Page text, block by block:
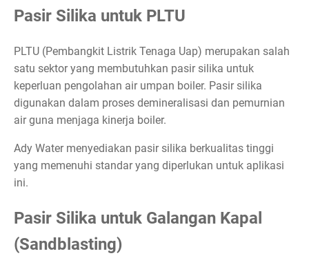
Pasir Silika untuk PLTU
PLTU (Pembangkit Listrik Tenaga Uap) merupakan salah
satu sektor yang membutuhkan pasir silika untuk
keperluan pengolahan air umpan boiler. Pasir silika
digunakan dalam proses demineralisasi dan pemurnian
air guna menjaga kinerja boiler.
Ady Water menyediakan pasir silika berkualitas tinggi
yang memenuhi standar yang diperlukan untuk aplikasi
ini.
Pasir Silika untuk Galangan Kapal
(Sandblasting)